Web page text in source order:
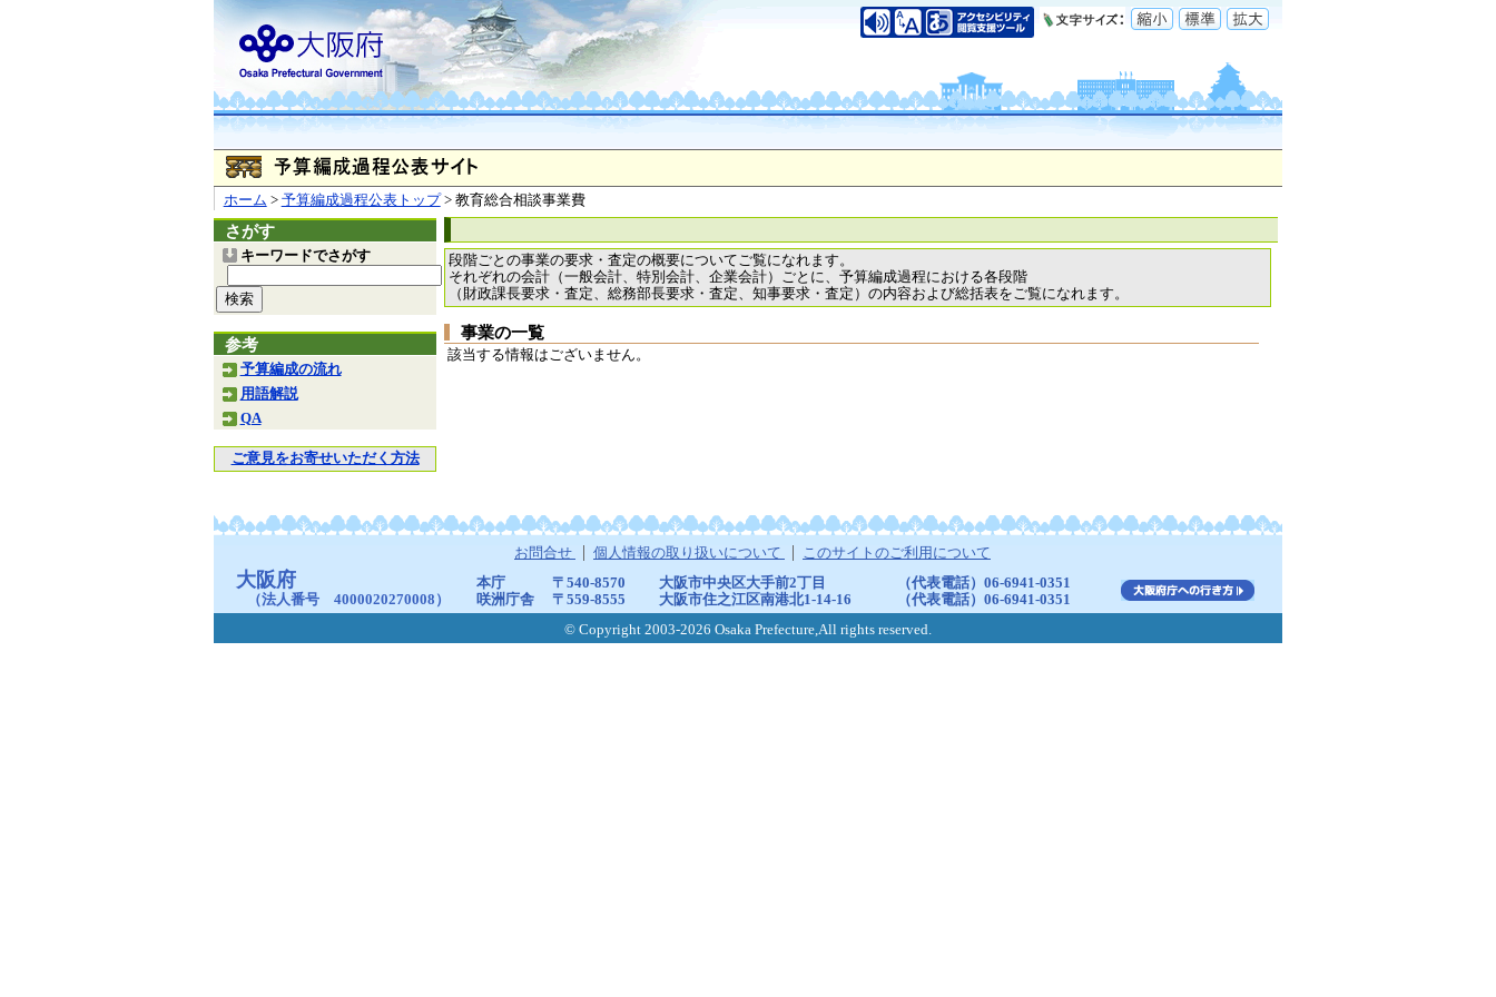
ホーム > 予算編成過程公表トップ> 教育総合相談事業費
さがす
キーワードでさがす
参考
予算編成の流れ
用語解説
QA
ご意見をお寄せいただく方法
段階ごとの事業の要求・査定の概要についてご覧になれます。
それぞれの会計（一般会計、特別会計、企業会計）ごとに、予算編成過程における各段階
（財政課長要求・査定、総務部長要求・査定、知事要求・査定）の内容および総括表をご覧になれます。
事業の一覧
該当する情報はございません。
お問合せ 個人情報の取り扱いについて このサイトのご利用について
大阪府
（法人番号 4000020270008）
本庁 〒540-8570 大阪市中央区大手前2丁目
（代表電話）06-6941-0351
咲洲庁舎
〒559-8555 大阪市住之江区南港北1-14-16
（代表電話）06-6941-0351
© Copyright 2003-2026 Osaka Prefecture,All rights reserved.